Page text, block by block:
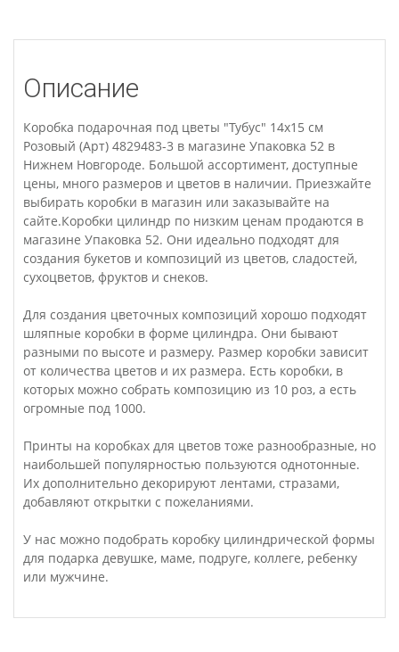
Описание
Коробка подарочная под цветы "Тубус" 14x15 см
Розовый (Арт) 4829483-3 в магазине Упаковка 52 в
Нижнем Новгороде. Большой ассортимент, доступные
цены, много размеров и цветов в наличии. Приезжайте
выбирать коробки в магазин или заказывайте на
сайте.Коробки цилиндр по низким ценам продаются в
магазине Упаковка 52. Они идеально подходят для
создания букетов и композиций из цветов, сладостей,
сухоцветов, фруктов и снеков.
Для создания цветочных композиций хорошо подходят
шляпные коробки в форме цилиндра. Они бывают
разными по высоте и размеру. Размер коробки зависит
от количества цветов и их размера. Есть коробки, в
которых можно собрать композицию из 10 роз, а есть
огромные под 1000.
Принты на коробках для цветов тоже разнообразные, но
наибольшей популярностью пользуются однотонные.
Их дополнительно декорируют лентами, стразами,
добавляют открытки с пожеланиями.
У нас можно подобрать коробку цилиндрической формы
для подарка девушке, маме, подруге, коллеге, ребенку
или мужчине.